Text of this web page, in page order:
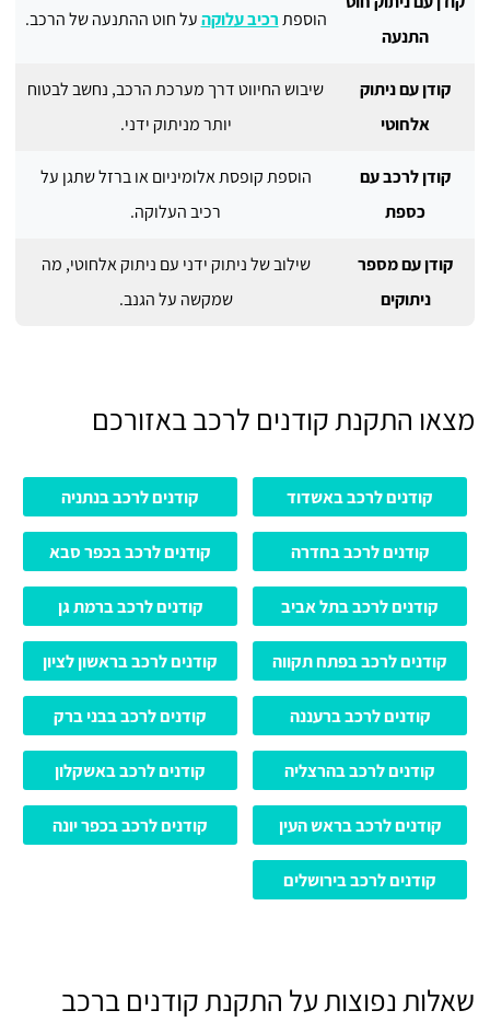
התנעה
הוספתרכיב עלוקהעל חוט ההתנעה של הרכב.
קודן עם ניתוק
אלחוטי
שיבוש החיווט דרך מערכת הרכב, נחשב לבטוח
יותר מניתוק ידני.
קודן לרכב עם
כספת
הוספת קופסת אלומיניום או ברזל שתגן על
רכיב העלוקה.
קודן עם מספר
ניתוקים
שילוב של ניתוק ידני עם ניתוק אלחוטי, מה
שמקשה על הגנב.
מצאו התקנת קודנים לרכב באזורכם
קודנים לרכב באשדוד קודנים לרכב בנתניה
קודנים לרכב בחדרה קודנים לרכב בכפר סבא
קודנים לרכב בתל אביב קודנים לרכב ברמת גן
קודנים לרכב בפתח תקווה קודנים לרכב בראשון לציון
קודנים לרכב ברעננה קודנים לרכב בבני ברק
קודנים לרכב בהרצליה קודנים לרכב באשקלון
קודנים לרכב בראש העין קודנים לרכב בכפר יונה
קודנים לרכב בירושלים
שאלות נפוצות על התקנת קודנים ברכב